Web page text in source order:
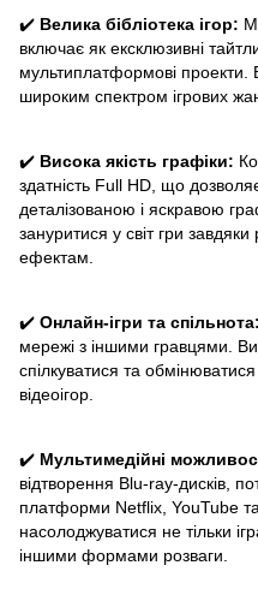
✔️ Велика бібліотека ігор:
включає як ексклюзивні
мультиплатформові
широким спектром ігрових
✔️ Висока якість графіки:
здатність Full HD, що
деталізованою і яскравою
зануритися у світ гри
ефектам.
✔️ Онлайн-ігри та спільнота:
мережі з іншими гравцями.
спілкуватися та
відеоігор.
✔️ Мультимедійні
відтворення Blu-ray-дисків,
платформи Netflix, YouTube
насолоджуватися не тільки
іншими формами розваги.